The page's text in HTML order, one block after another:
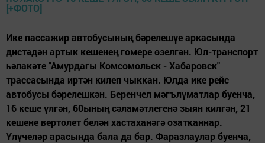
Ике пассажир автобусының бәрелешүе аркасында
дистәдән артык кешенең гомере өзелгән. Юл-транспорт
һәлакәте "Амурдагы Комсомольск - Хабаровск"
трассасында иртән килеп чыккан. Юлда ике рейс
автобусы бәрелешкән. Беренчел мәгълүматлар буенча,
16 кеше үлгән, 60ының сәламәтлегенә зыян килгән, 21
кешене вертолет белән хастаханәгә озатканнар.
Үлүчеләр арасында бала да бар. Фаразлаулар буенча,